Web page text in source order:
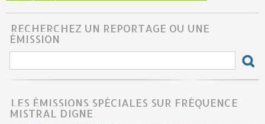
RECHERCHEZ UN REPORTAGE OU UNE
ÉMISSION
LES ÉMISSIONS SPÉCIALES SUR FRÉQUENCE
MISTRAL DIGNE